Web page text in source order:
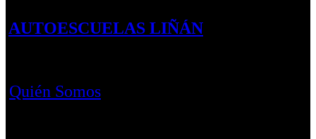
AUTOESCUELAS LIÑÁN
Quién Somos